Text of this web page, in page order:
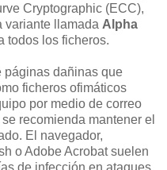
Cryptographic (ECC),
variante llamada Alpha
todos los ficheros.
páginas dañinas que
ficheros ofimáticos
por medio de correo
recomienda mantener el
El navegador,
o Adobe Acrobat suelen
de infección en ataques